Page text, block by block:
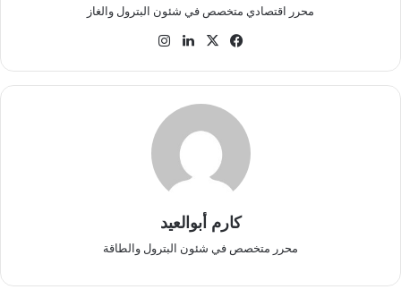
محرر اقتصادي متخصص في شئون البترول والغاز
فيسبوك
‫X لينكدإن
كارم أبوالعيد
محرر متخصص في شئون البترول والطاقة